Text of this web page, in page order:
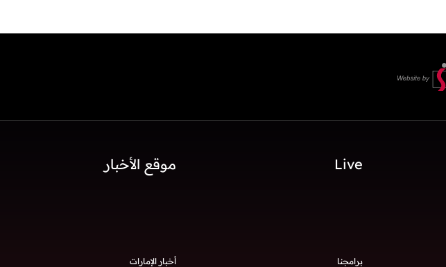
Live موقع الأخبار
برامجنا أخبار الإمارات